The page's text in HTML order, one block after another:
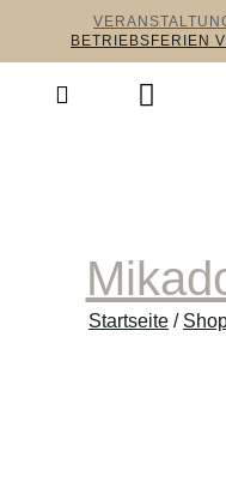
BETRIEBSFERIEN
Startseite /